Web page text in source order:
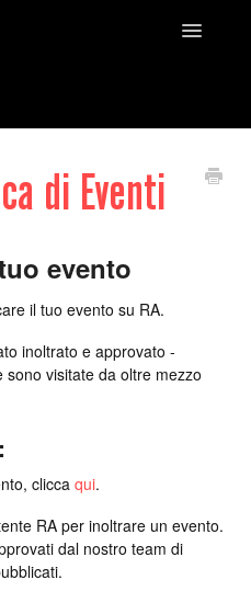
Toggle
Pro di Eventi
evento
il tuo evento su RA.
inoltrato e approvato -
visitate da oltre mezzo
clicca qui.
RA per inoltrare un evento.
dal nostro team di